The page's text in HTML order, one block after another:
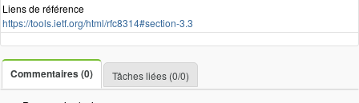
Liens de référence
https://tools.ietf.org/html/rfc8314#section-3.3
Commentaires (0) Tâches liées (0/0)